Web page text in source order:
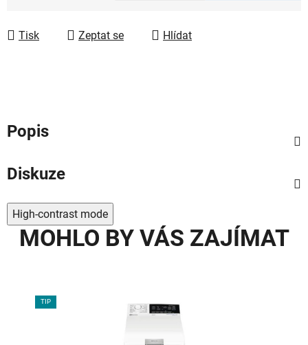
Tisk Zeptat se Hlídat
Popis
Diskuze
High-contrast mode
MOHLO BY VÁS ZAJÍMAT
TIP